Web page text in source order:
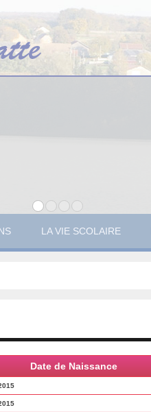
LA VIE SCOLAIRE
Date de Naissance